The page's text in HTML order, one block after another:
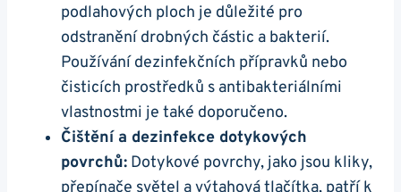
podlahových ploch je důležité pro
odstranění drobných částic a bakterií.
Používání dezinfekčních přípravků nebo
čisticích prostředků s antibakteriálními
vlastnostmi je také doporučeno.
Čištění a dezinfekce dotykových
povrchů: Dotykové povrchy, jako jsou kliky,